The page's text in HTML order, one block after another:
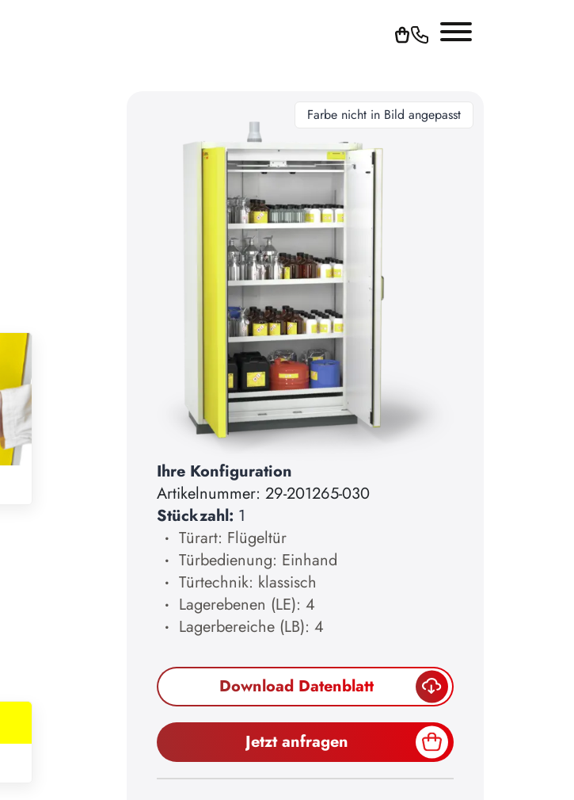
Farbe nicht in Bild angepasst
Ihre Konfiguration
Artikelnummer: 29-201265-030
Stückzahl: 1
Türart: Flügeltür
Türbedienung: Einhand
Türtechnik: klassisch
Lagerebenen (LE): 4
Lagerbereiche (LB): 4
Download Datenblatt
Jetzt anfragen